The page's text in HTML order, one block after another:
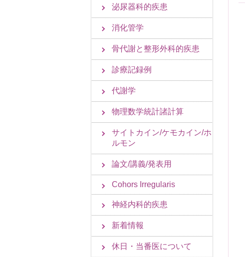
泌尿器科的疾患
消化管学
骨代謝と整形外科的疾患
診療記録例
代謝学
物理数学統計諸計算
サイトカイン/ケモカイン/ホ
ルモン
論文/講義/発表用
Cohors Irregularis
神経内科的疾患
新着情報
休日・当番医について